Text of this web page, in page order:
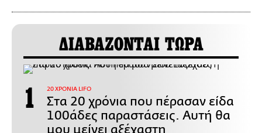
ΔΙΑΒΑΖΟΝΤΑΙ ΤΩΡΑ
20 ΧΡΟΝΙΑ LIFO
Στα 20 χρόνια που πέρασαν είδα
100άδες παραστάσεις. Αυτή θα
μου μείνει αξέχαστη